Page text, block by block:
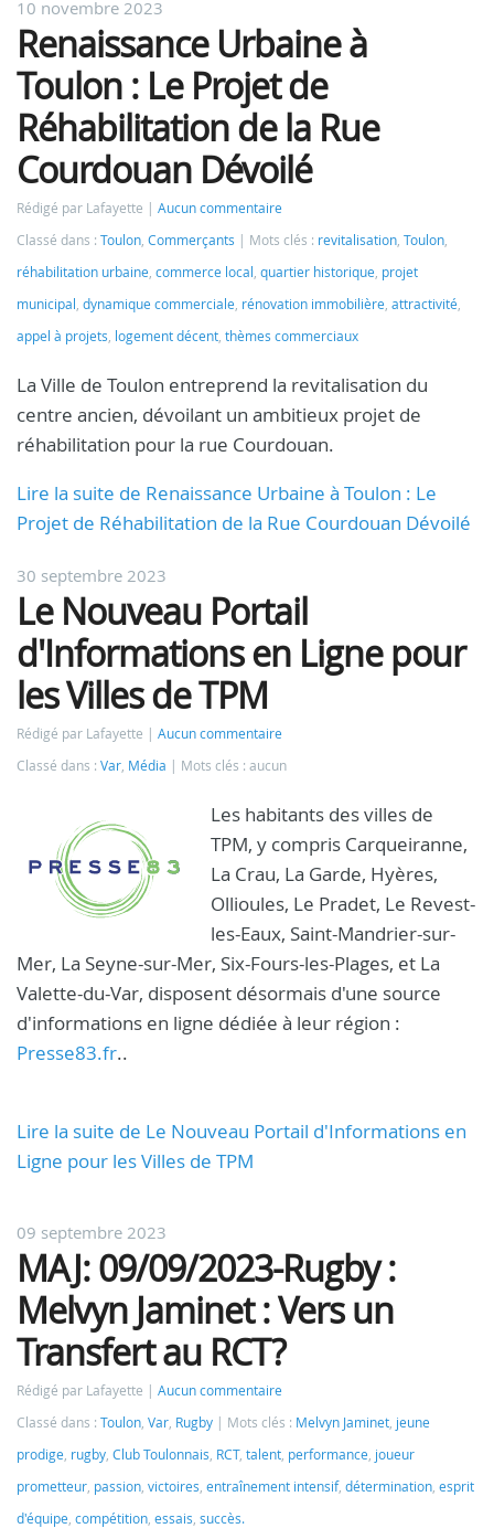
10 novembre 2023
Renaissance Urbaine à
Toulon : Le Projet de
Réhabilitation de la Rue
Courdouan Dévoilé
Rédigé par Lafayette
Aucun commentaire
Classé dans : Toulon, Commerçants Mots clés : revitalisation, Toulon,
réhabilitation urbaine, commerce local , quartier historique, projet
municipal , dynamique commerciale, rénovation immobilière, attractivité,
appel à projets, logement décent, thèmes commerciaux
La Ville de Toulon entreprend la revitalisation du
centre ancien, dévoilant un ambitieux projet de
réhabilitation pour la rue Courdouan.
Lire la suite de Renaissance Urbaine à Toulon : Le
Projet de Réhabilitation de la Rue Courdouan Dévoilé
30 septembre 2023
Le Nouveau Portail
d'Informations en Ligne pour
les Villes de TPM
Rédigé par Lafayette
Aucun commentaire
Classé dans : Var, Média Mots clés : aucun
Les habitants des villes de
TPM, y compris Carqueiranne,
La Crau, La Garde, Hyères,
Ollioules, Le Pradet, Le Revest-
les-Eaux, Saint-Mandrier-sur-
Mer, La Seyne-sur-Mer, Six-Fours-les-Plages, et La
Valette-du-Var, disposent désormais d'une source
d'informations en ligne dédiée à leur région :
Presse83.fr..
Lire la suite de Le Nouveau Portail d'Informations en
Ligne pour les Villes de TPM
09 septembre 2023
MAJ: 09/09/2023-Rugby :
Melvyn Jaminet : Vers un
Transfert au RCT?
Rédigé par Lafayette
Aucun commentaire
Classé dans : Toulon, Var, Rugby Mots clés : Melvyn Jaminet, jeune
prodige, rugby, Club Toulonnais, RCT, talent, performance, joueur
prometteur, passion, victoires, entraînement intensif, détermination, esprit
d'équipe, compétition, essais, succès.